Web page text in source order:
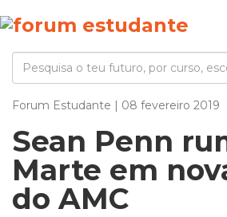
Forum Estudante | 08 fevereiro 2019
Sean Penn
Marte em
do AMC